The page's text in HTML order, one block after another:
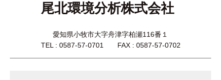
尾北環境分析株式会社
愛知県小牧市大字舟津字柏瀬116番１
TEL : 0587-57-0701 FAX : 0587-57-0702